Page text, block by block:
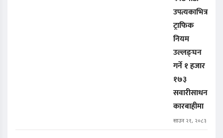
उपत्यकाभित्र
ट्राफिक
नियम
उल्लङ्घन
गर्ने १ हजार
१७३
सवारीसाधन
कारबाहीमा
साउन २१, २०८३